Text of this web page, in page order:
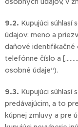
9.2. Kupujúci
údajov: meno a
daňové identifikačné
telefónne číslo a
osobné údaje“).
9.3. Kupujúci súhlasí
predávajúcim, a to
kúpnej zmluvy a pre